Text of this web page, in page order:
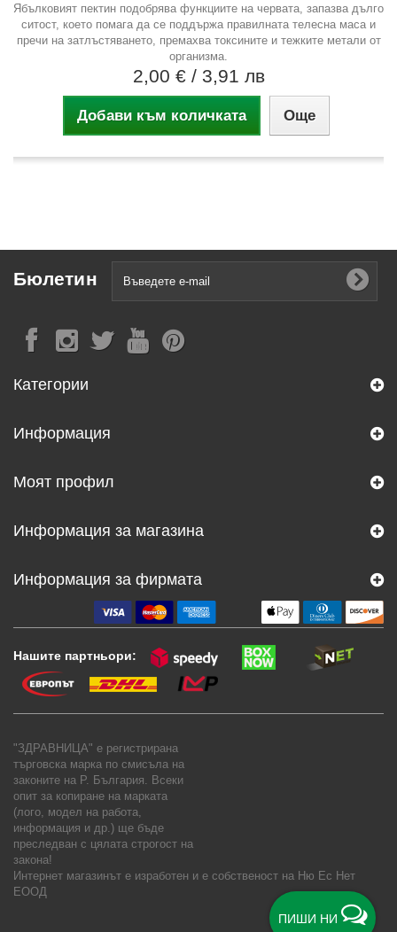
ПИШИ НИ
Ябълковият пектин подобрява функциите на червата, запазва дълго
ситост, което помага да се поддържа правилната телесна маса и
пречи на затлъстяването, премахва токсините и тежките метали от
организма.
2,00 € / 3,91 лв
Добави към количката Още
Бюлетин
Категории
Информация
Моят профил
Информация за магазина
Информация за фирмата
Нашите партньори:
"ЗДРАВНИЦА" е регистрирана
търговска марка по смисъла на
законите на Р. България. Всеки
опит за копиране на марката
(лого, модел на работа,
информация и др.) ще бъде
преследван с цялата строгост на
закона!
Интернет магазинът е изработен и е собственост на Ню Ес Нет
ЕООД